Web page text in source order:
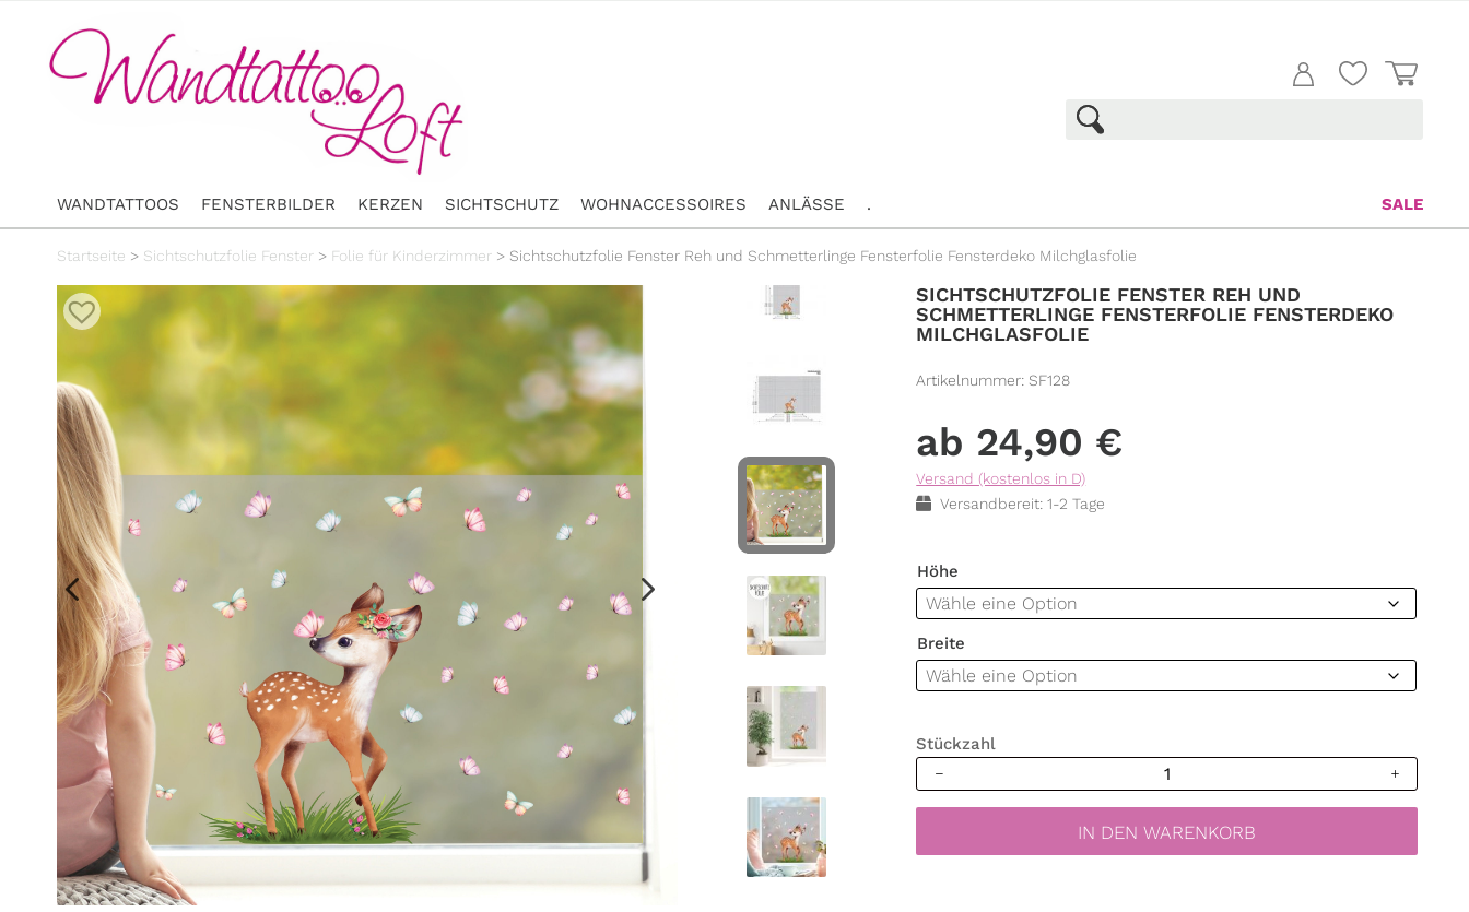
WANDTATTOOS FENSTERBILDER KERZEN SICHTSCHUTZ WOHNACCESSOIRES ANLÄSSE SALE
.
Startseite > Sichtschutzfolie Fenster > Folie für Kinderzimmer > Sichtschutzfolie Fenster Reh und Schmetterlinge Fensterfolie Fensterdeko Milchglasfolie
SICHTSCHUTZFOLIE FENSTER REH UND
SCHMETTERLINGE FENSTERFOLIE FENSTERDEKO
MILCHGLASFOLIE
Artikelnummer: SF128
24,90 €
Versand (kostenlos in D)
Versandbereit: 1-2 Tage
Höhe
Breite
Stückzahl
Sichtschutzfolie
Fenster
IN DEN WARENKORB